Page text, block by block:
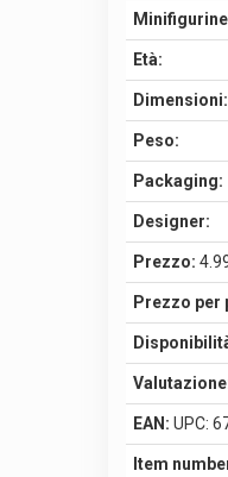
Età:
Dimensioni:
Peso:
Packaging:
Designer:
Prezzo:
Prezzo per
EAN: UPC:
Item